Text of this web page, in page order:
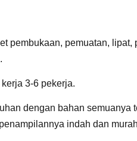
pembukaan, pemuatan,
3-6 pekerja.
dengan bahan semuanya
indah dan